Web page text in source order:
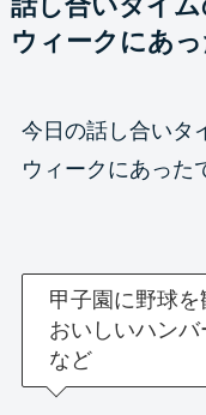
ウィークにあっ
今日の話し合いタ
ウィークにあった
甲子園に野球
おいしいハン
など